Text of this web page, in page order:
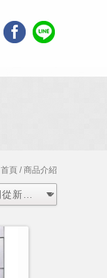
首頁 / 商品介紹